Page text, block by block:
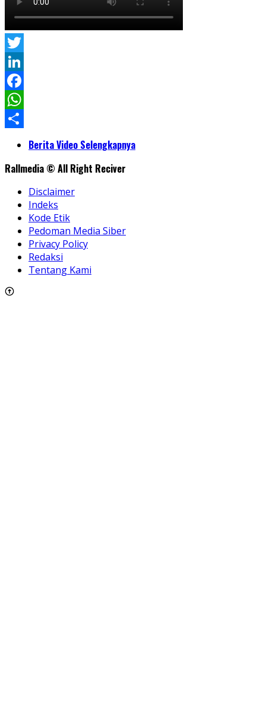
Twitter
LinkedIn
Facebook
WhatsApp
ShareBerita Video Selengkapnya
Rallmedia © All Right Reciver
Disclaimer
Indeks
Kode Etik
Pedoman Media Siber
Privacy Policy
Redaksi
Tentang Kami